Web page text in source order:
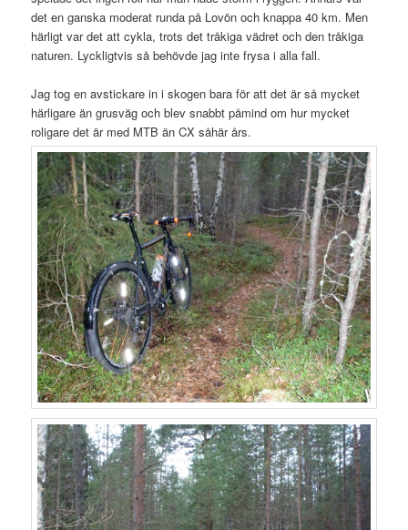
det en ganska moderat runda på Lovön och knappa 40 km. Men
härligt var det att cykla, trots det tråkiga vädret och den tråkiga
naturen. Lyckligtvis så behövde jag inte frysa i alla fall.
Jag tog en avstickare in i skogen bara för att det är så mycket
härligare än grusväg och blev snabbt påmind om hur mycket
roligare det är med MTB än CX såhär års.